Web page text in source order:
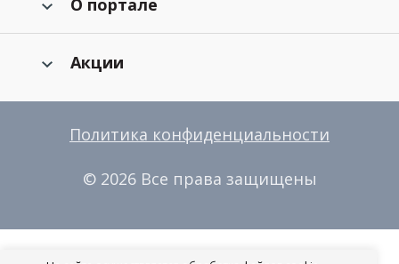
О портале
Акции
Политика конфиденциальности
© 2026 Все права защищены